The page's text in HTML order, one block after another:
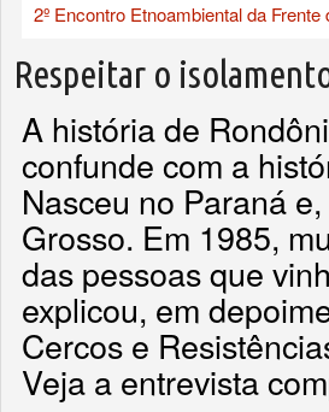
2º Encontro Etnoambiental da
Respeitar o
A história de
confunde com a
Nasceu no Paraná
Grosso. Em 1985,
das pessoas que
explicou, em
Cercos e
Veja a entrevista